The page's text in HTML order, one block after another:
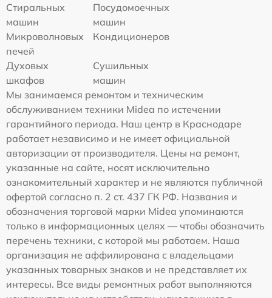
Стиральных
машин
Посудомоечных
машин
Микроволновых
печей
Кондиционеров
Духовых
шкафов
Сушильных
машин
Мы занимаемся ремонтом и техническим
обслуживанием техники Midea по истечении
гарантийного периода. Наш центр в Краснодаре
работает независимо и не имеет официальной
авторизации от производителя. Цены на ремонт,
указанные на сайте, носят исключительно
ознакомительный характер и не являются публичной
офертой согласно п. 2 ст. 437 ГК РФ. Названия и
обозначения торговой марки Midea упоминаются
только в информационных целях — чтобы обозначить
перечень техники, с которой мы работаем. Наша
организация не аффилирована с владельцами
указанных товарных знаков и не представляет их
интересы. Все виды ремонтных работ выполняются